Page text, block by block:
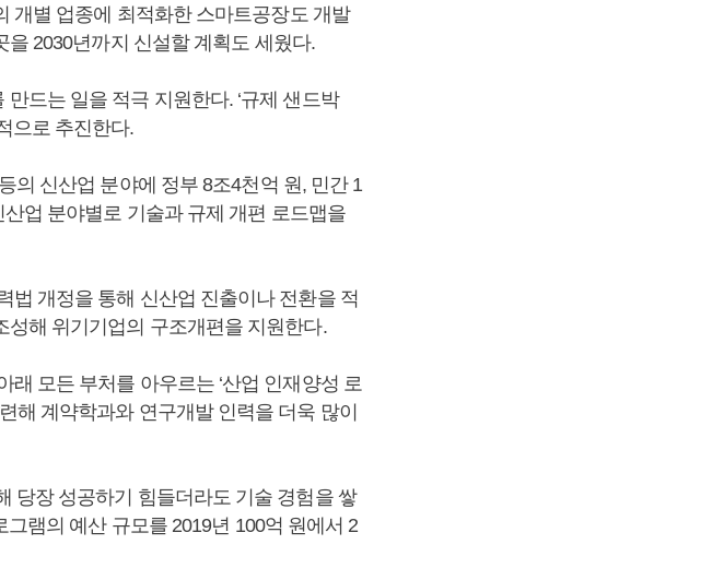
개별 업종에 최적화한 스마트공장도 개발
2030년까지 신설할 계획도 세웠다.
드는 일을 적극 지원한다. ‘규제 샌드박
으로 추진한다.
의 신산업 분야에 정부 8조4천억 원, 민간 1
업 분야별로 기술과 규제 개편 로드맵을
법 개정을 통해 신산업 진출이나 전환을 적
해 위기기업의 구조개편을 지원한다.
모든 부처를 아우르는 ‘산업 인재양성 로
해 계약학과와 연구개발 인력을 더욱 많이
당장 성공하기 힘들더라도 기술 경험을 쌓
램의 예산 규모를 2019년 100억 원에서 2